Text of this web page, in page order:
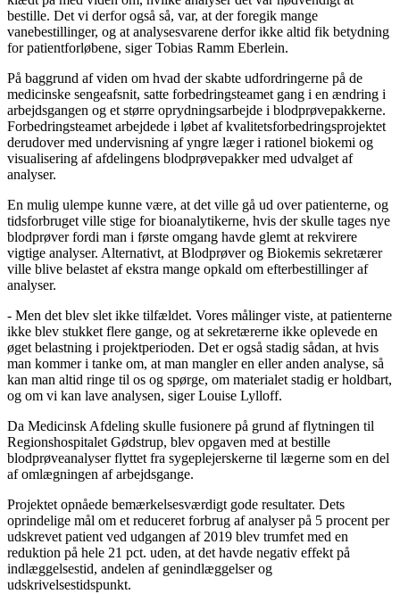
bestille. Det vi derfor også så, var, at der foregik mange
vanebestillinger, og at analysesvarene derfor ikke altid fik betydning
for patientforløbene, siger Tobias Ramm Eberlein.
På baggrund af viden om hvad der skabte udfordringerne på de
medicinske sengeafsnit, satte forbedringsteamet gang i en ændring i
arbejdsgangen og et større oprydningsarbejde i blodprøvepakkerne.
Forbedringsteamet arbejdede i løbet af kvalitetsforbedringsprojektet
derudover med undervisning af yngre læger i rationel biokemi og
visualisering af afdelingens blodprøvepakker med udvalget af
analyser.
En mulig ulempe kunne være, at det ville gå ud over patienterne, og
tidsforbruget ville stige for bioanalytikerne, hvis der skulle tages nye
blodprøver fordi man i første omgang havde glemt at rekvirere
vigtige analyser. Alternativt, at Blodprøver og Biokemis sekretærer
ville blive belastet af ekstra mange opkald om efterbestillinger af
analyser.
- Men det blev slet ikke tilfældet. Vores målinger viste, at patienterne
ikke blev stukket flere gange, og at sekretærerne ikke oplevede en
øget belastning i projektperioden. Det er også stadig sådan, at hvis
man kommer i tanke om, at man mangler en eller anden analyse, så
kan man altid ringe til os og spørge, om materialet stadig er holdbart,
og om vi kan lave analysen, siger Louise Lylloff.
Da Medicinsk Afdeling skulle fusionere på grund af flytningen til
Regionshospitalet Gødstrup, blev opgaven med at bestille
blodprøveanalyser flyttet fra sygeplejerskerne til lægerne som en del
af omlægningen af arbejdsgange.
Projektet opnåede bemærkelsesværdigt gode resultater. Dets
oprindelige mål om et reduceret forbrug af analyser på 5 procent per
udskrevet patient ved udgangen af 2019 blev trumfet med en
reduktion på hele 21 pct. uden, at det havde negativ effekt på
indlæggelsestid, andelen af genindlæggelser og
udskrivelsestidspunkt.